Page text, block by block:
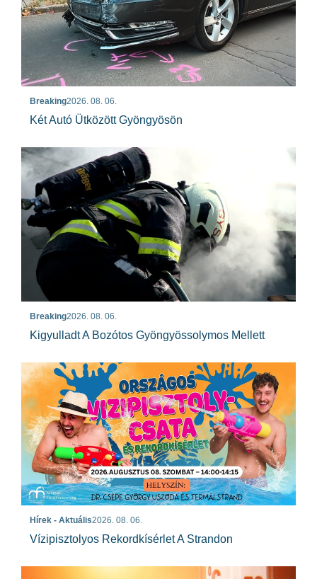
Breaking2026. 08. 06.
Két Autó Ütközött Gyöngyösön
Breaking2026. 08. 06.
Kigyulladt A Bozótos Gyöngyössolymos Mellett
Hírek - Aktuális2026. 08. 06.
Vízipisztolyos Rekordkísérlet A Strandon